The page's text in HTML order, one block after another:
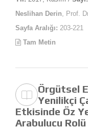
Neslihan Derin , Prof.
Sayfa Aralığı: 203-221
Tam Metin
Örgütsel
Yenilikçi
Etkisinde Öz
Arabulucu Rolü